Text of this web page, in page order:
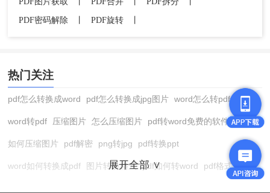
PDF密码解除
PDF旋转
热门关注
pdf怎么转换成word pdf怎么转换成jpg图片 word怎么转pdf
word转pdf 压缩图片 怎么压缩图片 pdf转word免费的软件
如何压缩图片 pdf解密 png转jpg pdf转换ppt
word如何转换成pdf 图片转换格式 pdf如何转word pdf格式转换
展开全部 ∨